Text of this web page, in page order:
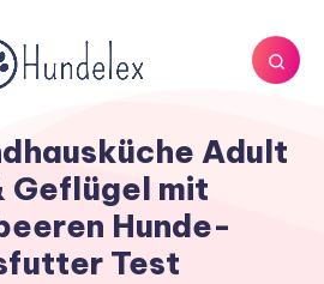
Adult
Geflügel mit
Hunde-
Test